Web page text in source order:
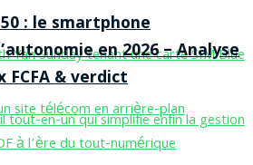
: le smartphone
en 2026 – Analyse
& verdict